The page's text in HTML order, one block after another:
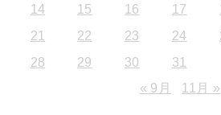
14
15 16 17
21
22 23 24
28
29 30
31
« 9月
11月 »